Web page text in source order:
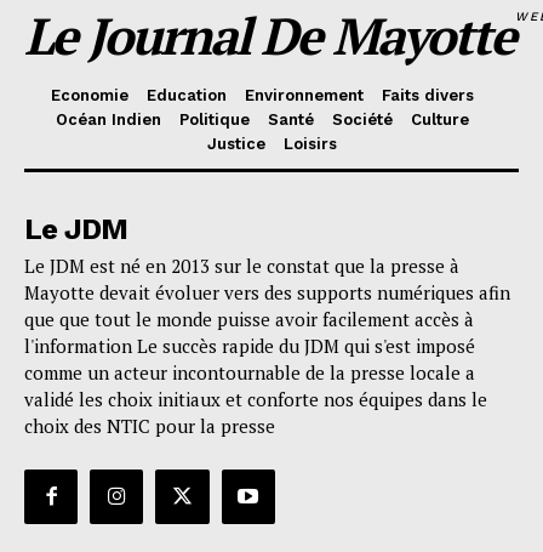
Le Journal De Mayotte
Economie Education Environnement
Faits divers
Océan Indien
Politique Santé Société
Culture
Justice
Loisirs
Le JDM
Le JDM est né en 2013 sur le constat que la presse à
Mayotte devait évoluer vers des supports numériques afin
que que tout le monde puisse avoir facilement accès à
l'information Le succès rapide du JDM qui s'est imposé
comme un acteur incontournable de la presse locale a
validé les choix initiaux et conforte nos équipes dans le
choix des NTIC pour la presse